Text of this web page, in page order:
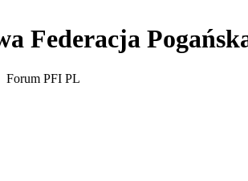
Federacja
Forum PFI PL